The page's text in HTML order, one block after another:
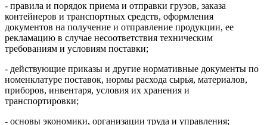
- правила и порядок приема и отправки грузов, заказа
контейнеров и транспортных средств, оформления
документов на получение и отправление продукции, ее
рекламацию в случае несоответствия техническим
требованиям и условиям поставки;
- действующие приказы и другие нормативные документы по
номенклатуре поставок, нормы расхода сырья, материалов,
приборов, инвентаря, условия их хранения и
транспортировки;
- основы экономики, организации труда и управления;